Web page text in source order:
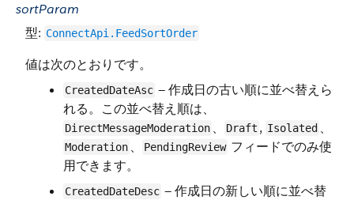
sortParam
型: ConnectApi.FeedSortOrder
値は次のとおりです。
CreatedDateAsc —作成日の古い順に並べ替えら
れる。この並べ替え順は、
DirectMessageModeration 、 Draft , Isolated 、
Moderation 、 PendingReview フィードでのみ使
用できます。
CreatedDateDesc — 作成日の新しい順に並べ替